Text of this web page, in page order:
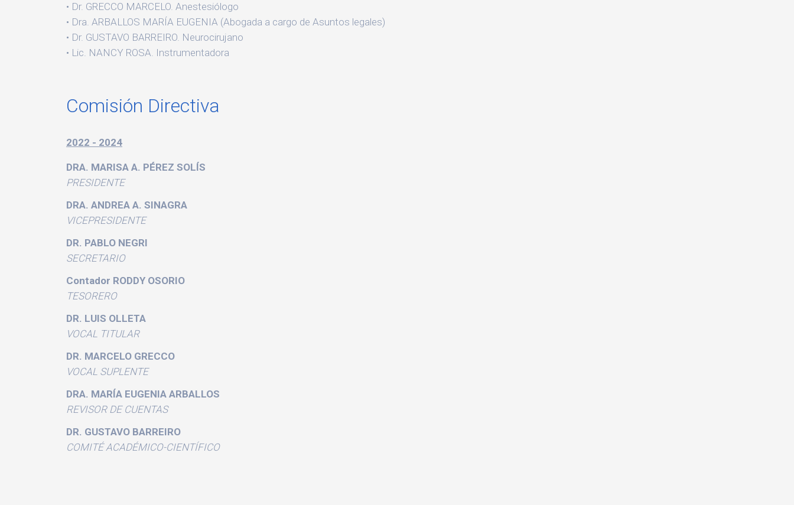
Dr. GRECCO MARCELO. Anestesiólogo
Dra. ARBALLOS MARÍA EUGENIA (Abogada a cargo de Asuntos legales)
Dr. GUSTAVO BARREIRO. Neurocirujano
Lic. NANCY ROSA. Instrumentadora
Comisión Directiva
2022 - 2024
DRA. MARISA A. PÉREZ SOLÍS
PRESIDENTE
DRA. ANDREA A. SINAGRA
VICEPRESIDENTE
DR. PABLO NEGRI
SECRETARIO
Contador RODDY OSORIO
TESORERO
DR. LUIS OLLETA
VOCAL TITULAR
DR. MARCELO GRECCO
VOCAL SUPLENTE
DRA. MARÍA EUGENIA ARBALLOS
REVISOR DE CUENTAS
DR. GUSTAVO BARREIRO
COMITÉ ACADÉMICO-CIENTÍFICO